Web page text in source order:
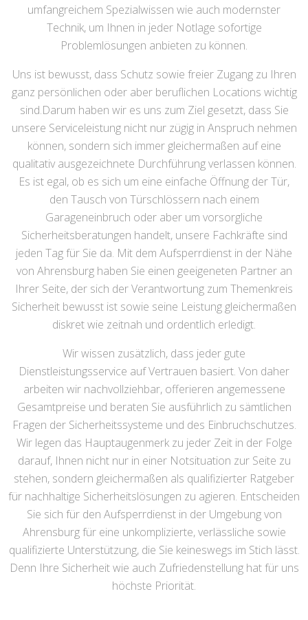
umfangreichem Spezialwissen wie auch modernster
Technik, um Ihnen in jeder Notlage sofortige
Problemlösungen anbieten zu können.
Uns ist bewusst, dass Schutz sowie freier Zugang zu Ihren
ganz persönlichen oder aber beruflichen Locations wichtig
sind.Darum haben wir es uns zum Ziel gesetzt, dass Sie
unsere Serviceleistung nicht nur zügig in Anspruch nehmen
können, sondern sich immer gleichermaßen auf eine
qualitativ ausgezeichnete Durchführung verlassen können.
Es ist egal, ob es sich um eine einfache Öffnung der Tür,
den Tausch von Türschlössern nach einem
Garageneinbruch oder aber um vorsorgliche
Sicherheitsberatungen handelt, unsere Fachkräfte sind
jeden Tag für Sie da. Mit dem Aufsperrdienst in der Nähe
von Ahrensburg haben Sie einen geeigeneten Partner an
Ihrer Seite, der sich der Verantwortung zum Themenkreis
Sicherheit bewusst ist sowie seine Leistung gleichermaßen
diskret wie zeitnah und ordentlich erledigt.
Wir wissen zusätzlich, dass jeder gute
Dienstleistungsservice auf Vertrauen basiert. Von daher
arbeiten wir nachvollziehbar, offerieren angemessene
Gesamtpreise und beraten Sie ausführlich zu sämtlichen
Fragen der Sicherheitssysteme und des Einbruchschutzes.
Wir legen das Hauptaugenmerk zu jeder Zeit in der Folge
darauf, Ihnen nicht nur in einer Notsituation zur Seite zu
stehen, sondern gleichermaßen als qualifizierter Ratgeber
für nachhaltige Sicherheitslösungen zu agieren. Entscheiden
Sie sich für den Aufsperrdienst in der Umgebung von
Ahrensburg für eine unkomplizierte, verlässliche sowie
qualifizierte Unterstützung, die Sie keineswegs im Stich lässt.
Denn Ihre Sicherheit wie auch Zufriedenstellung hat für uns
höchste Priorität.